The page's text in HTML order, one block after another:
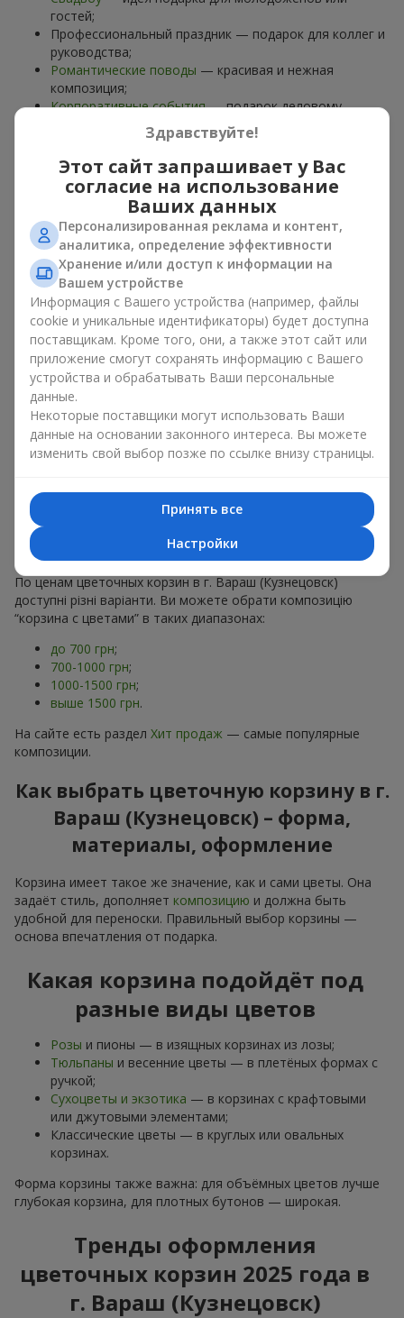
гостей;
Профессиональный праздник — подарок для коллег и
руководства;
Романтические поводы — красивая и нежная
композиция;
Корпоративные события— подарок деловому
Цветочная корзина — универсальный подарок для любого
возраста. Стильные ручные композиции позволяют
передать любые эмоции: благодарность, восхищение,
любовь.
Виды цветочных корзин в г.
Вараш (Кузнецовск): классика,
романтика, минимализм
Ассортимент цветочных корзин наflowers.ua включает
варианты на любой вкус:
Классические композиции
хризантемв строгих формах;
Романтические варианты— корзины в пастельных
тонах, пионы,гипсофила
Минималистичные решения
— натуральные формы,
Есть также
VIP-композиции— роскошные корзины для
особых случаев. Каждое изделие — оригинальный подарок,
подчёркивающий внимание к деталям.
По ценам цветочных корзин в г. Вараш (Кузнецовск)
доступні різні варіанти. Ви можете обрати композицію
“корзина с цветами” в таких диапазонах:
до 700 грн;
700-1000 грн;
1000-1500 грн;
выше 1500 грн.
На сайте есть раздел Хит продаж — самые популярные
композиции.
Как выбрать цветочную корзину в г.
Вараш (Кузнецовск) – форма,
материалы, оформление
Корзина имеет такое же значение, как и сами цветы. Она
задаёт стиль, дополняет композицию и должна быть
удобной для переноски. Правильный выбор корзины —
основа впечатления от подарка.
Какая корзина подойдёт под
разные виды цветов
Розы и пионы — в изящных корзинах из лозы;
Тюльпаны и весенние цветы — в плетёных формах с
ручкой;
Сухоцветы и экзотика — в корзинах с крафтовыми
или джутовыми элементами;
Классические цветы — в круглых или овальных
корзинах.
Форма корзины также важна: для объёмных цветов лучше
глубокая корзина, для плотных бутонов — широкая.
Тренды оформления
цветочных корзин 2025 года в
г. Вараш (Кузнецовск)
Здравствуйте!
Этот сайт запрашивает у Вас
согласие на использование
Ваших данных
Персонализированная реклама и контент,
аналитика, определение эффективности
Хранение и/или доступ к информации на
Вашем устройстве
Информация с Вашего устройства (например, файлы
cookie и уникальные идентификаторы) будет доступна
поставщикам. Кроме того, они, а также этот сайт или
приложение смогут сохранять информацию с Вашего
устройства и обрабатывать Ваши персональные
данные.
Некоторые поставщики могут использовать Ваши
данные на основании законного интереса. Вы можете
изменить свой выбор позже по ссылке внизу страницы.
Принять все
Настройки